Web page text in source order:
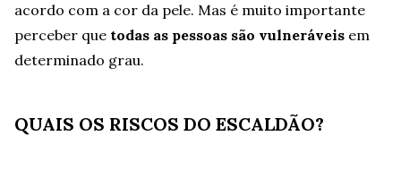
acordo com a cor da pele. Mas é muito importante
perceber que todas as pessoas são vulneráveis em
determinado grau.
QUAIS OS RISCOS DO ESCALDÃO?